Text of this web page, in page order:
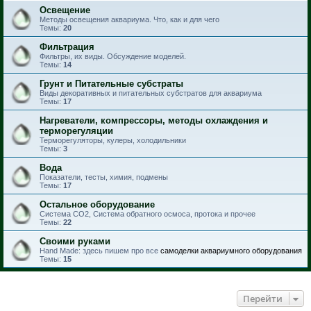
Освещение
Методы освещения аквариума. Что, как и для чего
Темы: 20
Фильтрация
Фильтры, их виды. Обсуждение моделей.
Темы: 14
Грунт и Питательные субстраты
Виды декоративных и питательных субстратов для аквариума
Темы: 17
Нагреватели, компрессоры, методы охлаждения и
терморегуляции
Терморегуляторы, кулеры, холодильники
Темы: 3
Вода
Показатели, тесты, химия, подмены
Темы: 17
Остальное оборудование
Система CO2, Система обратного осмоса, протока и прочее
Темы: 22
Своими руками
Hand Made: здесь пишем про все самоделки аквариумного оборудования
Темы: 15
Перейти